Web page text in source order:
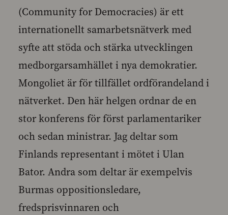
(Community for Democracies) är ett
internationellt samarbetsnätverk med
syfte att stöda och stärka utvecklingen
medborgarsamhället i nya demokratier.
Mongoliet är för tillfället ordförandeland i
nätverket. Den här helgen ordnar de en
stor konferens för först parlamentariker
och sedan ministrar. Jag deltar som
Finlands representant i mötet i Ulan
Bator. Andra som deltar är exempelvis
Burmas oppositionsledare,
fredsprisvinnaren och